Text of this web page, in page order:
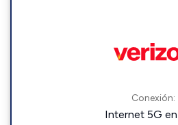
Conexión:
Internet 5G